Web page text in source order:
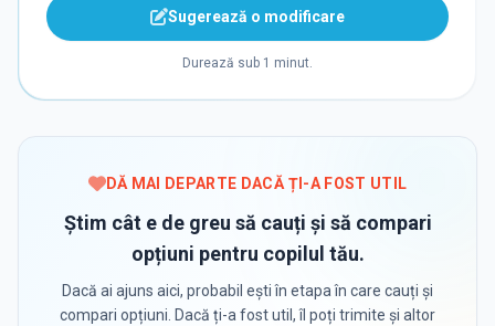
Sugerează o modificare
Durează sub 1 minut.
DĂ MAI DEPARTE DACĂ ȚI-A FOST UTIL
Știm cât e de greu să cauți și să compari
opțiuni pentru copilul tău.
Dacă ai ajuns aici, probabil ești în etapa în care cauți și
compari opțiuni. Dacă ți-a fost util, îl poți trimite și altor